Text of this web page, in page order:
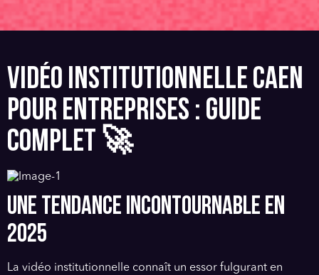
VIDÉO INSTITUTIONNELLE CAEN
POUR ENTREPRISES : GUIDE
COMPLET 🚀
UNE TENDANCE INCONTOURNABLE EN
2025
La vidéo institutionnelle connaît un essor fulgurant en